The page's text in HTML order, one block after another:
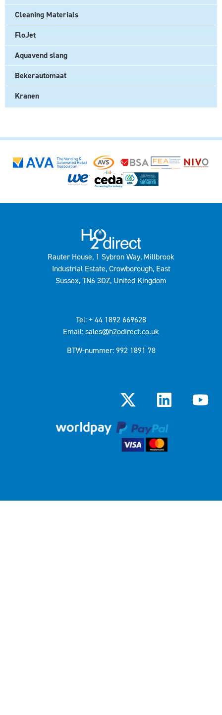
Cleaning Materials
FloJet
Aquavend slang
Bekerautomaat
Kranen
Rauter House, 1 Sybron Way, Millbrook
Industrial Estate, Crowborough, East
Sussex, TN6 3DZ, United Kingdom
Tel: + 44 1892 669628
Email: sales@h2odirect.co.uk
BTW-nummer: 992 1891 78